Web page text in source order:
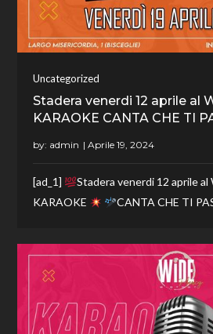
Uncategorized
Stadera venerdi 12 aprile al
KARAOKE CANTA CHE TI
by: admin
[ad_1] Stadera venerdi 12 aprile
KARAOKE
CANTA CHE TI